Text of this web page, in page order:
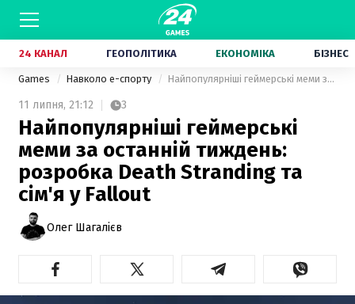
24 КАНАЛ ГЕОПОЛІТИКА ЕКОНОМІКА БІЗНЕС
Games Навколо е-спорту Найпопулярніші геймерські меми за останній тиждень: розробка Death Stranding та сім'я у Fallout
11 липня, 21:12 3
Найпопулярніші геймерські
меми за останній тиждень:
розробка Death Stranding та
сім'я у Fallout
Олег Шагалієв